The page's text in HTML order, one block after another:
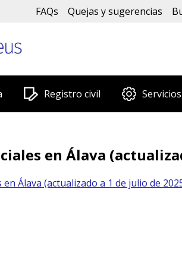
FAQs Quejas y sugerencias
Registro civil
en Álava
Álava (actualizado a 1 de julio de